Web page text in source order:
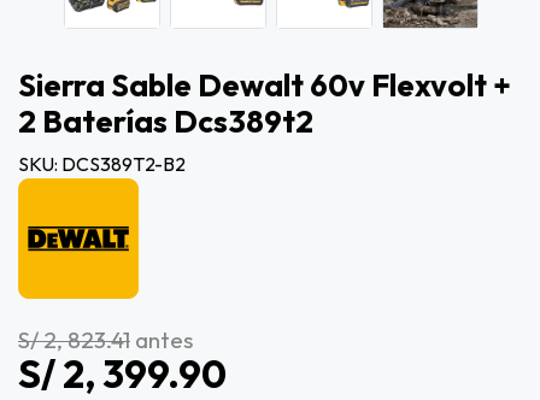
Sierra Sable Dewalt 60v Flexvolt +
2 Baterías Dcs389t2
SKU: DCS389T2-B2
S/ 2, 823.41 antes
S/ 2, 399.90